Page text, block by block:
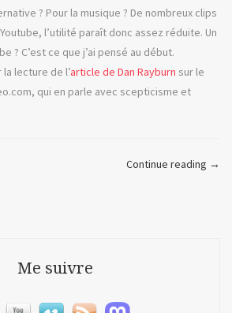
? Pour la musique ? De nombreux clips
l’utilité paraît donc assez réduite. Un
? C’est ce que j’ai pensé au début.
lecture de l’article de Dan Rayburn sur le
qui en parle avec scepticisme et
Continue reading « La
→
Me suivre